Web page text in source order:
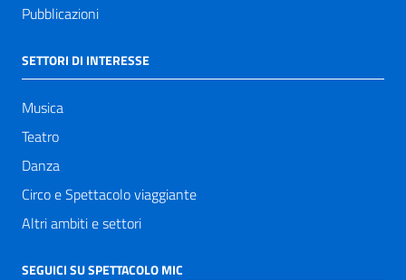
Pubblicazioni
SETTORI DI INTERESSE
Musica
Teatro
Danza
Circo e Spettacolo viaggiante
Altri ambiti e settori
SEGUICI SU SPETTACOLO MIC